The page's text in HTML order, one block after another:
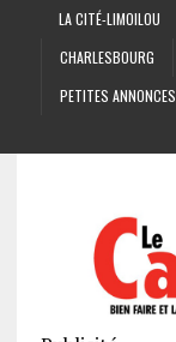
LA CITÉ-LIMOILOU
CHARLESBOURG
PETITES